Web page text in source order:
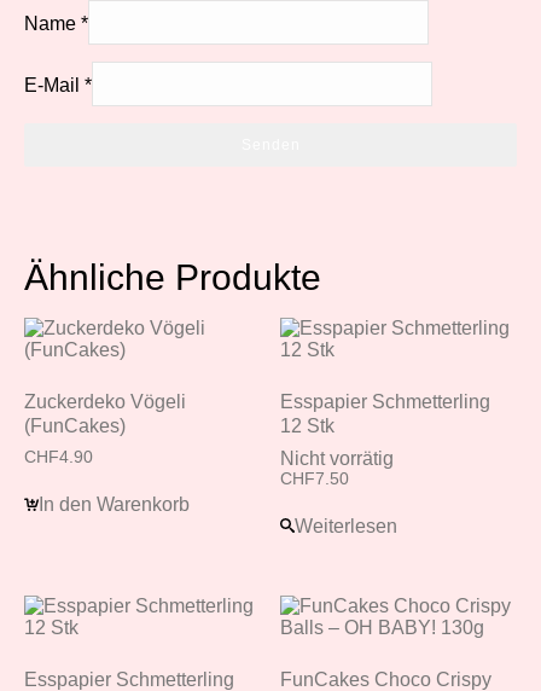
Name *
E-Mail *
Ähnliche Produkte
Zuckerdeko Vögeli
(FunCakes)
CHF4.90
In den Warenkorb
Esspapier Schmetterling
12 Stk
Nicht vorrätig
CHF7.50
Weiterlesen
Esspapier Schmetterling
FunCakes Choco Crispy